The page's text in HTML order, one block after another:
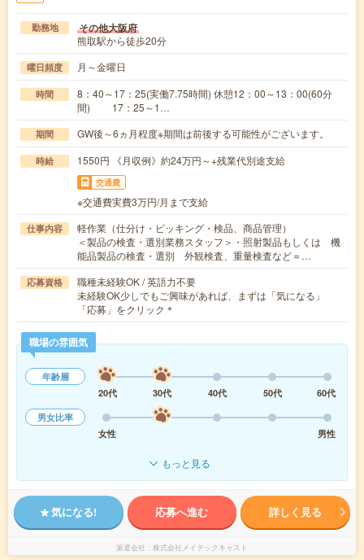
勤務地 その他大阪府
熊取駅から徒歩20分
曜日頻度 月～金曜日
時間
8：40～17：25(実働7.75時間) 休憩12：00～13：00(60分
間) 17：25～1…
期間 GW後～6ヵ月程度※期間は前後する可能性がございます。
時給 1550円 《月収例》約24万円～+残業代別途支給
交通費
※交通費実費3万円/月まで支給
仕事内容
軽作業（仕分け・ピッキング・検品、商品管理）
＜製品の検査・選別業務スタッフ＞・照射製品もしくは 機
能品製品の検査・選別 外観検査、重量検査など＝…
応募資格
職種未経験OK / 英語力不要
未経験OK少しでもご興味があれば、まずは「気になる」
「応募」をクリック＊
職場の雰囲気
年齢層
20代
30代 40代 50代
60代
男女比率
女性
男性
もっと見る
気になる! 応募へ進む 詳しく見る
派遣会社 株式会社メイテックキャスト